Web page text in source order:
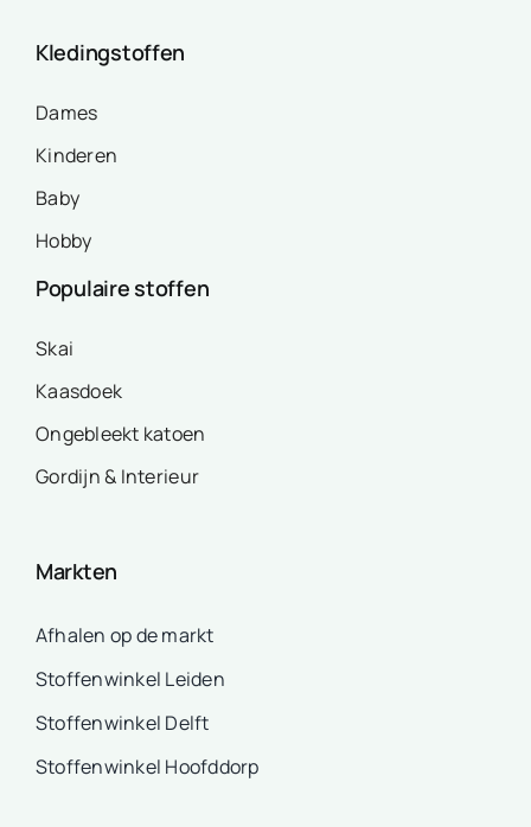
Kledingstoffen
Dames
Kinderen
Baby
Hobby
Populaire stoffen
Skai
Kaasdoek
Ongebleekt katoen
Gordijn & Interieur
Markten
Afhalen op de markt
Stoffenwinkel Leiden
Stoffenwinkel Delft
Stoffenwinkel Hoofddorp